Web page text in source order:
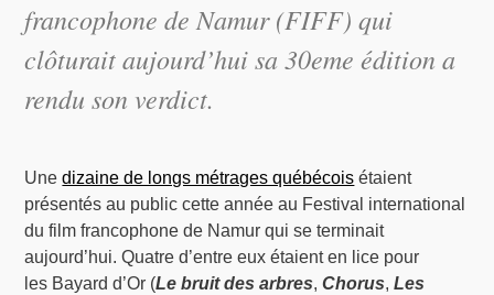
francophone de Namur (FIFF) qui
clôturait aujourd’hui sa 30eme édition a
rendu son verdict.
Unedizaine de longs métrages québécois étaient
présentés au public cette année au Festival international
du film francophone de Namur qui se terminait
aujourd’hui. Quatre d’entre eux étaient en lice pour
les Bayard d’Or (Le bruit des arbres,Chorus,Les